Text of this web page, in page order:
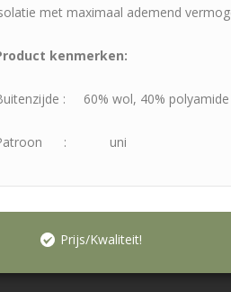
met maximaal ademend
kenmerken:
: 60% wol, 40% polyamide
: uni
Prijs/Kwaliteit!